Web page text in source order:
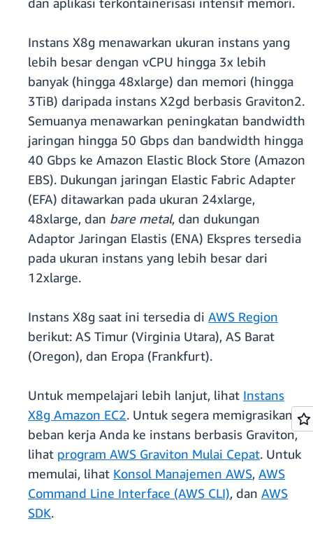
Instans X8g menawarkan ukuran instans yang
lebih besar dengan vCPU hingga 3x lebih
banyak (hingga 48xlarge) dan memori (hingga
3TiB) daripada instans X2gd berbasis Graviton2.
Semuanya menawarkan peningkatan bandwidth
jaringan hingga 50 Gbps dan bandwidth hingga
40 Gbps ke Amazon Elastic Block Store (Amazon
EBS). Dukungan jaringan Elastic Fabric Adapter
(EFA) ditawarkan pada ukuran 24xlarge,
48xlarge, dan bare metal, dan dukungan
Adaptor Jaringan Elastis (ENA) Ekspres tersedia
pada ukuran instans yang lebih besar dari
12xlarge.
Instans X8g saat ini tersedia di AWS Region
berikut: AS Timur (Virginia Utara), AS Barat
(Oregon), dan Eropa (Frankfurt).
Untuk mempelajari lebih lanjut, lihat Instans
X8g Amazon EC2. Untuk segera memigrasikan
beban kerja Anda ke instans berbasis Graviton,
lihat program AWS Graviton Mulai Cepat. Untuk
memulai, lihat Konsol Manajemen AWS, AWS
Command Line Interface (AWS CLI), dan AWS
SDK.